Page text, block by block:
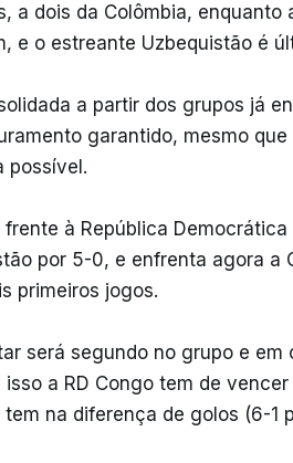
a dois da Colômbia,
e o estreante Uzbequistão é
a partir dos grupos já
garantido, mesmo
possível.
à República Democrática
por 5-0, e enfrenta agora a
primeiros jogos.
será segundo no grupo e em
a RD Congo tem de
na diferença de golos (6-1